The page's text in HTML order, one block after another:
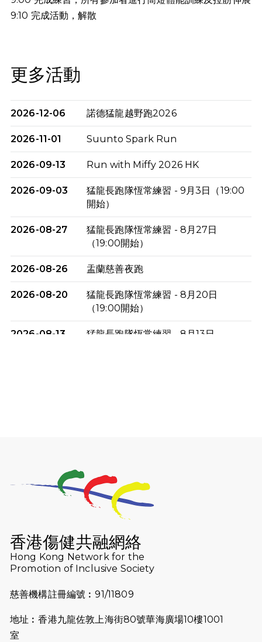
9:10 完成活動，解散
更多活動
2026-12-06 諾德猛龍越野跑2026
2026-11-01 Suunto Spark Run
2026-09-13 Run with Miffy 2026 HK
2026-09-03
猛龍長跑隊恆常練習 - 9月3日（19:00
開始）
2026-08-27
猛龍長跑隊恆常練習 - 8月27日
（19:00開始）
2026-08-26 盂蘭慈善夜跑
2026-08-20
猛龍長跑隊恆常練習 - 8月20日
（19:00開始）
2026-08-13
猛龍長跑隊恆常練習 - 8月13日
2026-07-23
猛龍長跑隊恆常練習 - 7月23日
（19:00開始）
猛龍長跑隊恆常練習 - 7月16日
2026-07-10
【猛龍戈壁118公里分享暨香港傷健共
融網絡15周年晚宴】
2026-07-09
猛龍長跑隊恆常練習 - 7月9日（19:00
2026-07-02
香港傷健共融網絡
Hong Kong Network for the
Promotion of Inclusive Society
慈善機構註冊編號︰91/11809
地址︰香港九龍佐敦上海街80號華海廣場10樓1001
室